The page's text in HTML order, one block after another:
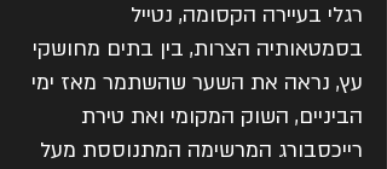
רגלי בעיירה הקסומה, נטייל
בסמטאותיה הצרות, בין בתים מחושקי
עץ, נראה את השער שהשתמר מאז ימי
הביניים, השוק המקומי ואת טירת
רייכסבורג המרשימה המתנוססת מעל